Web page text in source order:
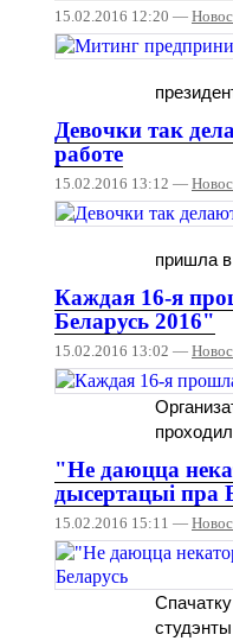
15.02.2016 12:20 —
Девочки так
работе
15.02.2016 13:12 —
пришла в
Каждая 16-я
Беларусь 2016"
15.02.2016 13:02 —
"Не даюцца
дысертацыі пра
15.02.2016 15:11 —